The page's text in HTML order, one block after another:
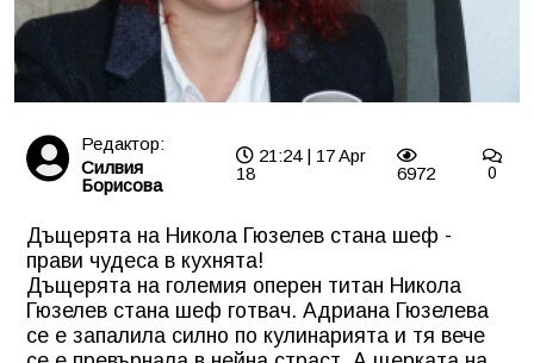
Редактор:
Силвия
Борисова
21:24 | 17 Apr
18
6972 0
Дъщерята на Никола Гюзелев стана шеф -
прави чудеса в кухнята!
Дъщерята на големия оперен титан Никола
Гюзелев стана шеф готвач. Адриана Гюзелева
се е запалила силно по кулинарията и тя вече